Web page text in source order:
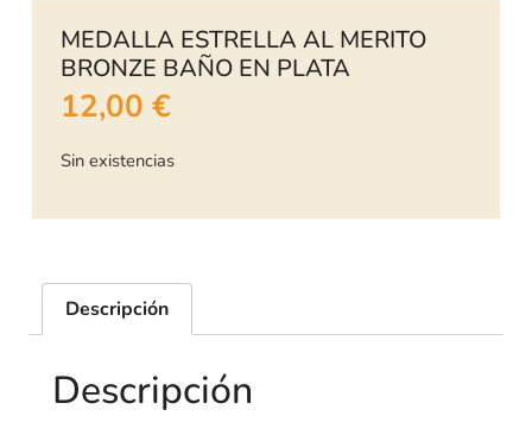
MEDALLA ESTRELLA AL MERITO
BRONZE BAÑO EN PLATA
12,00 €
Sin existencias
Descripción
Descripción